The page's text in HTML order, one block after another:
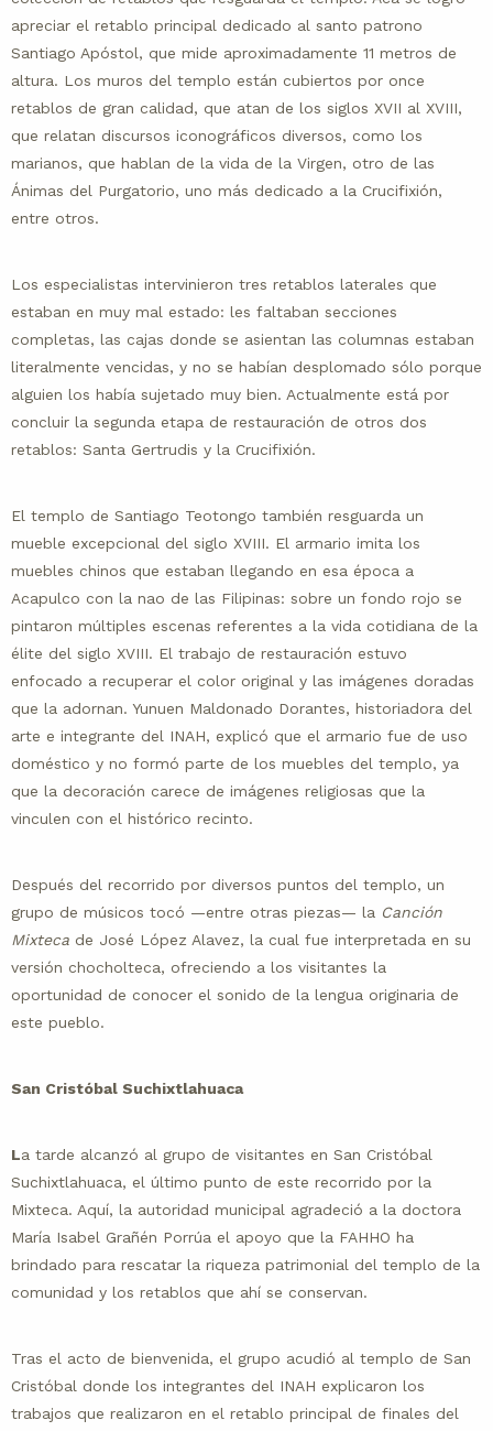
apreciar el retablo principal dedicado al santo patrono
Santiago Apóstol, que mide aproximadamente 11 metros de
altura. Los muros del templo están cubiertos por once
retablos de gran calidad, que atan de los siglos XVII al XVIII,
que relatan discursos iconográficos diversos, como los
marianos, que hablan de la vida de la Virgen, otro de las
Ánimas del Purgatorio, uno más dedicado a la Crucifixión,
entre otros.
Los especialistas intervinieron tres retablos laterales que
estaban en muy mal estado: les faltaban secciones
completas, las cajas donde se asientan las columnas estaban
literalmente vencidas, y no se habían desplomado sólo porque
alguien los había sujetado muy bien. Actualmente está por
concluir la segunda etapa de restauración de otros dos
retablos: Santa Gertrudis y la Crucifixión.
El templo de Santiago Teotongo también resguarda un
mueble excepcional del siglo XVIII. El armario imita los
muebles chinos que estaban llegando en esa época a
Acapulco con la nao de las Filipinas: sobre un fondo rojo se
pintaron múltiples escenas referentes a la vida cotidiana de la
élite del siglo XVIII. El trabajo de restauración estuvo
enfocado a recuperar el color original y las imágenes doradas
que la adornan. Yunuen Maldonado Dorantes, historiadora del
arte e integrante del INAH, explicó que el armario fue de uso
doméstico y no formó parte de los muebles del templo, ya
que la decoración carece de imágenes religiosas que la
vinculen con el histórico recinto.
Después del recorrido por diversos puntos del templo, un
grupo de músicos tocó —entre otras piezas— la Canción
Mixteca de José López Alavez, la cual fue interpretada en su
versión chocholteca, ofreciendo a los visitantes la
oportunidad de conocer el sonido de la lengua originaria de
este pueblo.
San Cristóbal Suchixtlahuaca
La tarde alcanzó al grupo de visitantes en San Cristóbal
Suchixtlahuaca, el último punto de este recorrido por la
Mixteca. Aquí, la autoridad municipal agradeció a la doctora
María Isabel Grañén Porrúa el apoyo que la FAHHO ha
brindado para rescatar la riqueza patrimonial del templo de la
comunidad y los retablos que ahí se conservan.
Tras el acto de bienvenida, el grupo acudió al templo de San
Cristóbal donde los integrantes del INAH explicaron los
trabajos que realizaron en el retablo principal de finales del